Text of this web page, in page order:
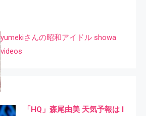
yumekiさんの昭和アイドル showa
videos
「HQ」森尾由美 天気予報は I